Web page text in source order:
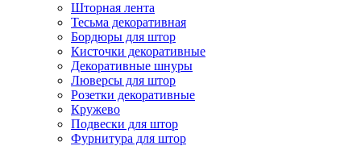
Шторная лента
Тесьма декоративная
Бордюры для штор
Кисточки декоративные
Декоративные шнуры
Люверсы для штор
Розетки декоративные
Кружево
Подвески для штор
Фурнитура для штор